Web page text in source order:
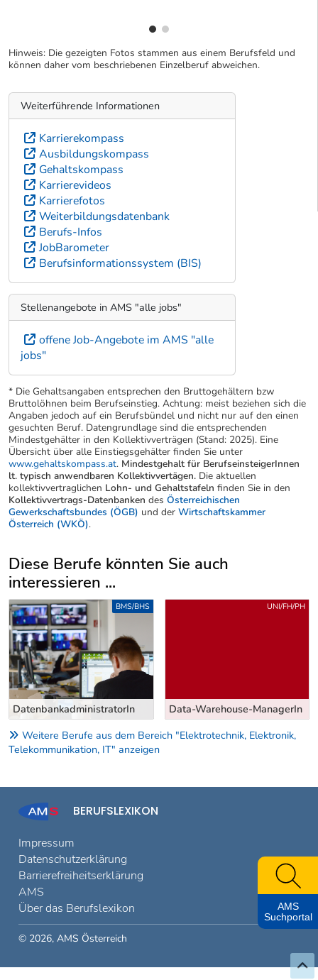
Hinweis: Die gezeigten Fotos stammen aus einem Berufsfeld und
können daher vom beschriebenen Einzelberuf abweichen.
Weiterführende Informationen
Karrierekompass
Ausbildungskompass
Gehaltskompass
Karrierevideos
Karrierefotos
Weiterbildungsdatenbank
Berufs-Infos
JobBarometer
Berufsinformationssystem (BIS)
Stellenangebote in AMS "alle jobs"
offene Job-Angebote im AMS "alle
jobs"
* Die Gehaltsangaben entsprechen den Bruttogehältern bzw
Bruttolöhnen beim Berufseinstieg. Achtung: meist beziehen sich die
Angaben jedoch auf ein Berufsbündel und nicht nur auf den einen
gesuchten Beruf. Datengrundlage sind die entsprechenden
Mindestgehälter in den Kollektivverträgen (Stand: 2025). Eine
Übersicht über alle Einstiegsgehälter finden Sie unter
www.gehaltskompass.at. Mindestgehalt für BerufseinsteigerInnen
lt. typisch anwendbaren Kollektivvertägen. Die aktuellen
kollektivvertraglichen Lohn- und Gehaltstafeln finden Sie in den
Kollektivvertrags-Datenbanken des Österreichischen
Gewerkschaftsbundes (ÖGB) und der Wirtschaftskammer
Österreich (WKÖ).
Diese Berufe könnten Sie auch
interessieren ...
Uber weitere Berufsvorschläge
DatenbankadministratorIn
BMS/BHS
Data-Warehouse-ManagerIn
UNI/FH/PH
Weitere Berufe aus dem Bereich "Elektrotechnik, Elektronik,
Telekommunikation, IT" anzeigen
BERUFSLEXIKON
Impressum
Datenschutzerklärung
Barrierefreiheitserklärung
AMS
Über das Berufslexikon
© 2026, AMS Österreich
AMS
Suchportal